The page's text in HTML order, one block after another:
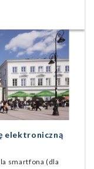
elektroniczną
smartfona (dla